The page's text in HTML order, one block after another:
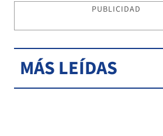
PUBLICIDAD
MÁS LEÍDAS